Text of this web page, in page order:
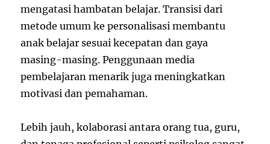
mengatasi hambatan belajar. Transisi dari
metode umum ke personalisasi membantu
anak belajar sesuai kecepatan dan gaya
masing-masing. Penggunaan media
pembelajaran menarik juga meningkatkan
motivasi dan pemahaman.
Lebih jauh, kolaborasi antara orang tua, guru,